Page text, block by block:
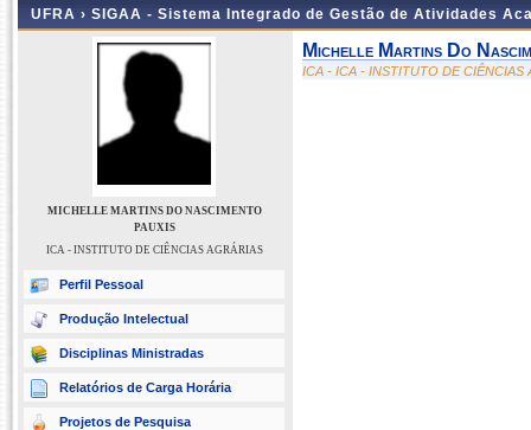
UFRA › SIGAA - Sistema Integrado de Gestão de Atividades
MICHELLE MARTINS DO NASCIMENTO
PAUXIS
ICA - INSTITUTO DE CIÊNCIAS AGRÁRIAS
Perfil Pessoal
Produção Intelectual
Disciplinas Ministradas
Relatórios de Carga Horária
Projetos de Pesquisa
Michelle Martins Do
ICA - ICA - INSTITUTO DE CIÊNCIAS